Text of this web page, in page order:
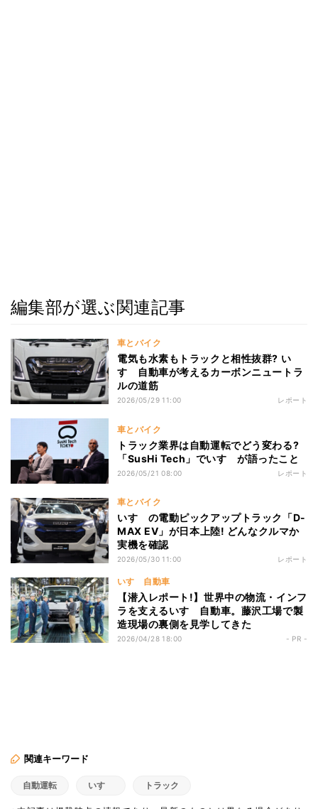
編集部が選ぶ関連記事
車とバイク
電気も水素もトラックと相性抜群? い
すゞ自動車が考えるカーボンニュートラ
ルの道筋
2026/05/29 11:00 レポート
車とバイク
トラック業界は自動運転でどう変わる?
「SusHi Tech」でいすゞが語ったこと
2026/05/21 08:00 レポート
車とバイク
いすゞの電動ピックアップトラック「D-
MAX EV」が日本上陸! どんなクルマか
実機を確認
2026/05/30 11:00 レポート
いすゞ自動車
【潜入レポート!】世界中の物流・インフ
ラを支えるいすゞ自動車。藤沢工場で製
造現場の裏側を見学してきた
2026/04/28 18:00 - PR -
関連キーワード
自動運転 いすゞ トラック